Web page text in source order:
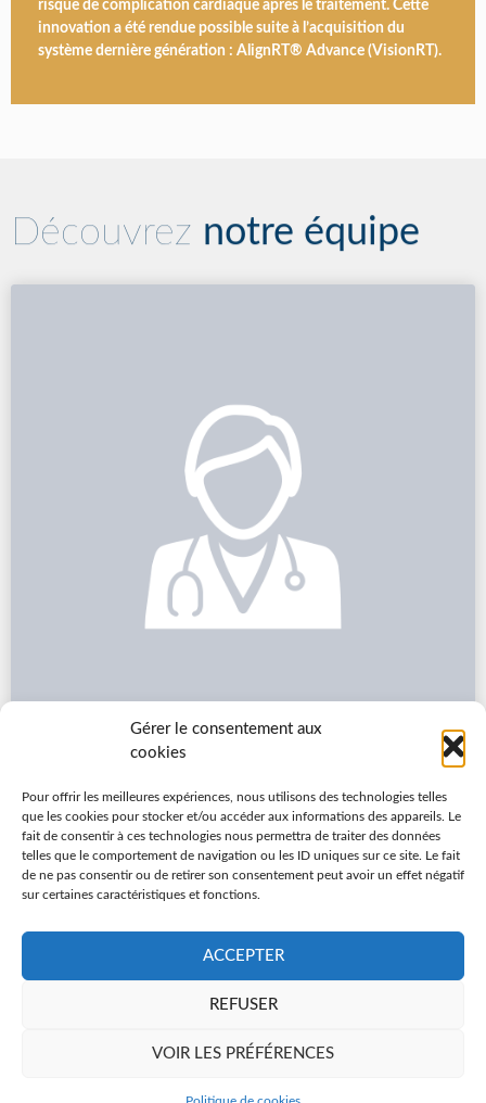
Gérer le consentement aux
cookies
Pour offrir les meilleures expériences, nous utilisons des technologies telles
que les cookies pour stocker et/ou accéder aux informations des appareils. Le
fait de consentir à ces technologies nous permettra de traiter des données
telles que le comportement de navigation ou les ID uniques sur ce site. Le fait
de ne pas consentir ou de retirer son consentement peut avoir un effet négatif
sur certaines caractéristiques et fonctions.
ACCEPTER
REFUSER
VOIR LES PRÉFÉRENCES
risque de complication cardiaque après le traitement. Cette
innovation a été rendue possible suite à l’acquisition du
système dernière génération : AlignRT® Advance (VisionRT).
Découvrez notre équipe
RADIOTHÉRAPEUTE
Dr Allavena Christophe
Radiothérapie
02 28 27 21 36
E-mail du secrétariat